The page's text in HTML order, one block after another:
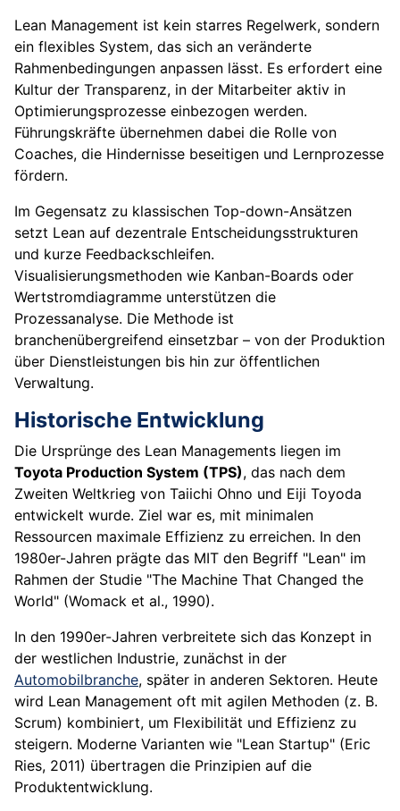
Lean Management ist kein starres Regelwerk, sondern
ein flexibles System, das sich an veränderte
Rahmenbedingungen anpassen lässt. Es erfordert eine
Kultur der Transparenz, in der Mitarbeiter aktiv in
Optimierungsprozesse einbezogen werden.
Führungskräfte übernehmen dabei die Rolle von
Coaches, die Hindernisse beseitigen und Lernprozesse
fördern.
Im Gegensatz zu klassischen Top-down-Ansätzen
setzt Lean auf dezentrale Entscheidungsstrukturen
und kurze Feedbackschleifen.
Visualisierungsmethoden wie Kanban-Boards oder
Wertstromdiagramme unterstützen die
Prozessanalyse. Die Methode ist
branchenübergreifend einsetzbar – von der Produktion
über Dienstleistungen bis hin zur öffentlichen
Verwaltung.
Historische Entwicklung
Die Ursprünge des Lean Managements liegen im
Toyota Production System (TPS), das nach dem
Zweiten Weltkrieg von Taiichi Ohno und Eiji Toyoda
entwickelt wurde. Ziel war es, mit minimalen
Ressourcen maximale Effizienz zu erreichen. In den
1980er-Jahren prägte das MIT den Begriff "Lean" im
Rahmen der Studie "The Machine That Changed the
World" (Womack et al., 1990).
In den 1990er-Jahren verbreitete sich das Konzept in
der westlichen Industrie, zunächst in der
Automobilbranche, später in anderen Sektoren. Heute
wird Lean Management oft mit agilen Methoden (z. B.
Scrum) kombiniert, um Flexibilität und Effizienz zu
steigern. Moderne Varianten wie "Lean Startup" (Eric
Ries, 2011) übertragen die Prinzipien auf die
Produktentwicklung.